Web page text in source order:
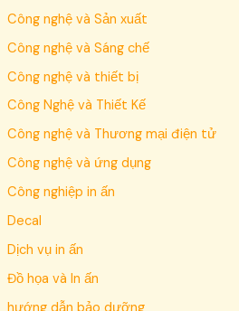
Công nghệ và Sản xuất
Công nghệ và Sáng chế
Công nghệ và thiết bị
Công Nghệ và Thiết Kế
Công nghệ và Thương mại điện tử
Công nghệ và ứng dụng
Công nghiệp in ấn
Decal
Dịch vụ in ấn
Đồ họa và In ấn